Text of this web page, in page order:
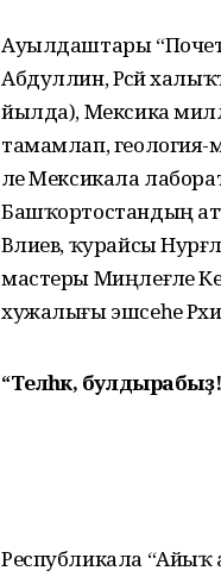
Ауылдаштары “Почет
Абдуллин, Рәсәй
йылда), Мексика
тамамлап,
әле Мексикала
Башҡортостандың
Вәлиев, ҡурайсы
мастеры Миңлеғәле
хужалығы эшсеһе
“Теләһәк,
Республикала “Айыҡ